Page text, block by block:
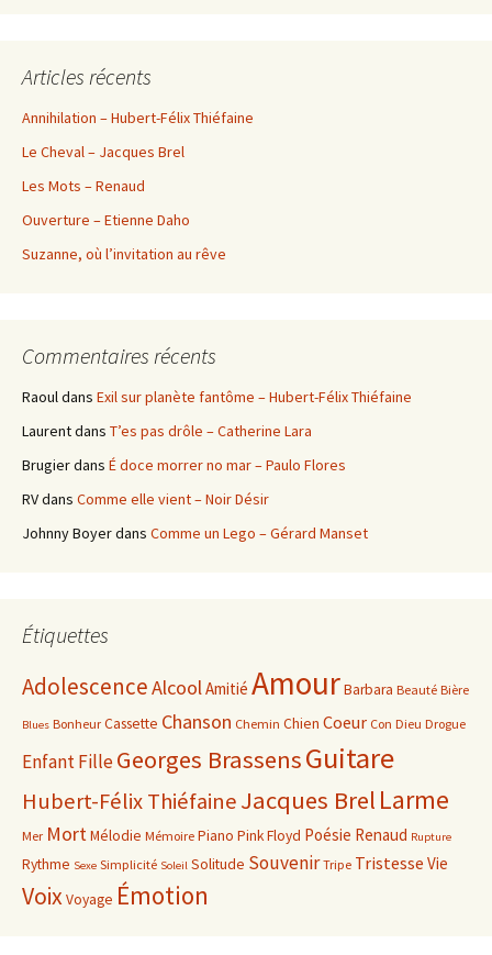
Articles récents
Annihilation – Hubert-Félix Thiéfaine
Le Cheval – Jacques Brel
Les Mots – Renaud
Ouverture – Etienne Daho
Suzanne, où l’invitation au rêve
Commentaires récents
Raouldans Exil sur planète fantôme – Hubert-Félix Thiéfaine
Laurentdans T’es pas drôle – Catherine Lara
Brugierdans É doce morrer no mar – Paulo Flores
RVdans Comme elle vient – Noir Désir
Johnny Boyerdans Comme un Lego – Gérard Manset
Étiquettes
AdolescenceAlcoolAmitié AmourBarbara Beauté Bière
Blues Bonheur Cassette Chanson Chemin Chien Coeur Con Dieu Drogue
EnfantFilleGeorges BrassensGuitare
Hubert-Félix ThiéfaineJacques Brel Larme
Mer MortMélodie Mémoire Piano Pink Floyd Poésie Renaud Rupture
Rythme Sexe Simplicité Soleil Solitude Souvenir Tripe Tristesse Vie
VoixVoyage Émotion